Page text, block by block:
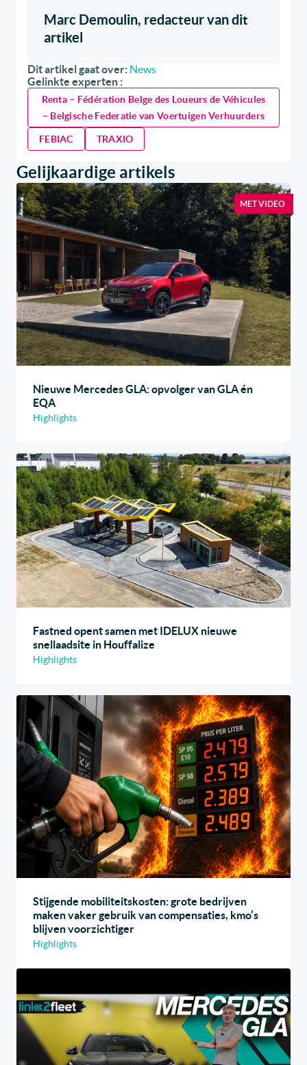
Marc Demoulin, redacteur van dit
artikel
Dit artikel gaat over: News
Gelinkte experten :
Renta – Fédération Belge des Loueurs de Véhicules
– Belgische Federatie van Voertuigen Verhuurders
FEBIAC TRAXIO
Gelijkaardige artikels
MET VIDEO
Nieuwe Mercedes GLA: opvolger van GLA én
EQA
Highlights
Fastned opent samen met IDELUX nieuwe
snellaadsite in Houffalize
Highlights
Stijgende mobiliteitskosten: grote bedrijven
maken vaker gebruik van compensaties, kmo’s
blijven voorzichtiger
Highlights